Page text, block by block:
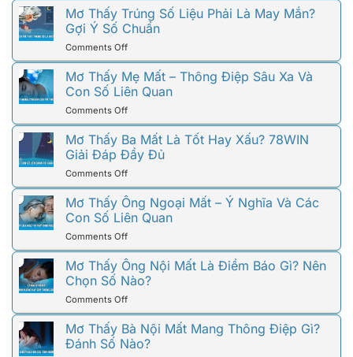
Những
Ẩn
Chiêm
Bao
Thấy
Bà
Ngoại
Mất
Và
Những
Ẩn
Cần
Biết
Mơ Thấy Trúng Số Liệu Phải Là May Mắn?
Gợi Ý Số Chuẩn
Comments Offon
Mơ
Thấy
Trúng
Số
Liệu
Phải
Là
May
Ý
Số
Chuẩn
Mơ Thấy Mẹ Mất – Thông Điệp Sâu Xa Và
Con Số Liên Quan
Comments Offon
Mơ
Thấy
Mẹ
Mất
–
Thông
Điệp
Sâu
Con
Số
Liên
Quan
Mơ Thấy Ba Mất Là Tốt Hay Xấu? 78WIN
Giải Đáp Đầy Đủ
Comments Offon
Mơ
Thấy
Ba
Mất
Là
Tốt
Hay
Xấu?
Đầy
Đủ
Mơ Thấy Ông Ngoại Mất – Ý Nghĩa Và Các
Con Số Liên Quan
Comments Offon
Mơ
Thấy
Ông
Ngoại
Mất
–
Ý
Nghĩa
Mơ Thấy Ông Nội Mất Là Điềm Báo Gì? Nên
Chọn Số Nào?
Comments Offon
Mơ
Thấy
Ông
Nội
Mơ Thấy Bà Nội Mất Mang Thông Điệp Gì?
Đánh Số Nào?